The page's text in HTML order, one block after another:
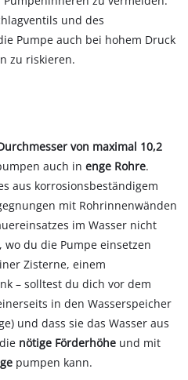
und des
Pumpe auch bei hohem Druck
zu riskieren.
von maximal 10,2
auch inenge Rohre.
aus korrosionsbeständigem
mit Rohrinnenwänden
im Wasser nicht
wo du die Pumpe einsetzen
Zisterne, einem
– solltest du dich vor dem
in den Wasserspeicher
und dass sie das Wasser aus
nötige Förderhöhe und mit
pumpen kann.